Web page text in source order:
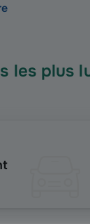
les plus